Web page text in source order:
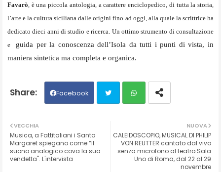
Favarò , è una piccola antologia, a carattere enciclopedico, di tutta la storia,
l’arte e la cultura siciliana dalle origini fino ad oggi, alla quale la scrittrice ha
dedicato dieci anni di studio e ricerca. Un ottimo strumento di consultazione
e guida per la conoscenza dell’Isola da tutti i punti di vista, in
maniera sintetica ma completa e organica.
Facebook
ats
ap
NUOVA
CALEIDOSCOPIO, MUSICAL DI PHILIP
VON REUTTER cantato dal vivo
senza microfono al teatro Sala
Uno di Roma, dal 22 al 29
novembre
VECCHIA
Musica, a Fattitaliani i Santa
Margaret spiegano come “Il
suono analogico cova la sua
vendetta". L'intervista